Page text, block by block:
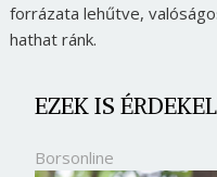
forrázata lehűtve,
hathat ránk.
EZEK IS
Borsonline